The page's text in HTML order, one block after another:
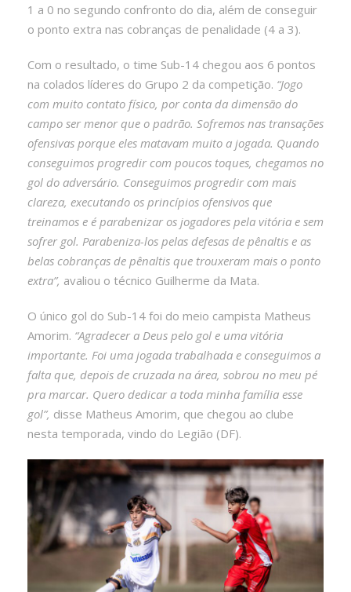
1 a 0 no segundo confronto do dia, além de conseguir
o ponto extra nas cobranças de penalidade (4 a 3).
Com o resultado, o time Sub-14 chegou aos 6 pontos
na colados líderes do Grupo 2 da competição. “Jogo
com muito contato físico, por conta da dimensão do
campo ser menor que o padrão. Sofremos nas transações
ofensivas porque eles matavam muito a jogada. Quando
conseguimos progredir com poucos toques, chegamos no
gol do adversário. Conseguimos progredir com mais
clareza, executando os princípios ofensivos que
treinamos e é parabenizar os jogadores pela vitória e sem
sofrer gol. Parabeniza-los pelas defesas de pênaltis e as
belas cobranças de pênaltis que trouxeram mais o ponto
extra”, avaliou o técnico Guilherme da Mata.
O único gol do Sub-14 foi do meio campista Matheus
Amorim. “Agradecer a Deus pelo gol e uma vitória
importante. Foi uma jogada trabalhada e conseguimos a
falta que, depois de cruzada na área, sobrou no meu pé
pra marcar. Quero dedicar a toda minha família esse
gol”, disse Matheus Amorim, que chegou ao clube
nesta temporada, vindo do Legião (DF).